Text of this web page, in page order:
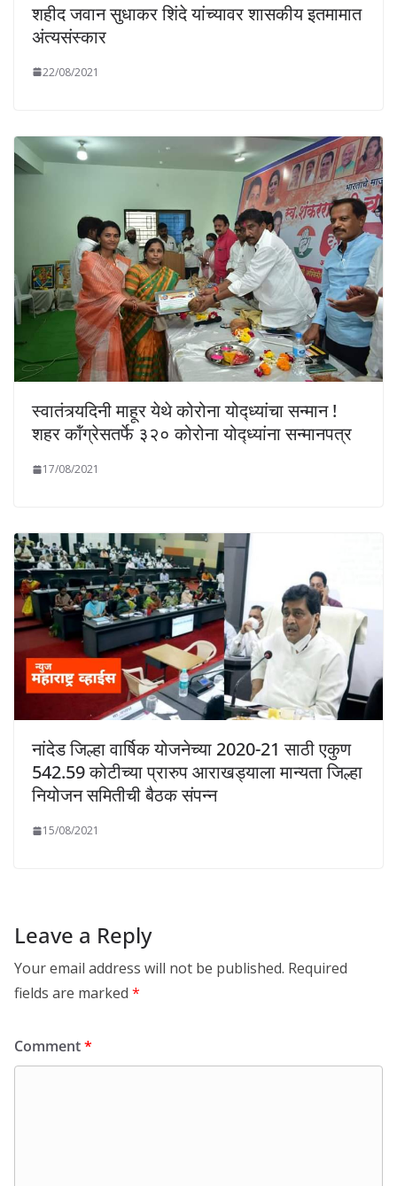
शहीद जवान सुधाकर शिंदे यांच्यावर शासकीय इतमामात
अंत्यसंस्कार
22/08/2021
स्वातंत्र्यदिनी माहूर येथे कोरोना योद्ध्यांचा सन्मान !
शहर कॉंग्रेसतर्फे ३२० कोरोना योद्ध्यांना सन्मानपत्र
17/08/2021
नांदेड जिल्हा वार्षिक योजनेच्या 2020-21 साठी एकुण
542.59 कोटीच्या प्रारुप आराखड्याला मान्यता जिल्हा
नियोजन समितीची बैठक संपन्न
15/08/2021
Leave a Reply
Your email address will not be published. Required
fields are marked *
Comment*